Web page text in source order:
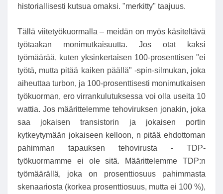
historiallisesti kutsua omaksi. "merkitty" taajuus.
Tällä viitetyökuormalla – meidän on myös käsiteltävä
työtaakan monimutkaisuutta. Jos otat kaksi
työmäärää, kuten yksinkertaisen 100-prosenttisen "ei
työtä, mutta pitää kaiken päällä" -spin-silmukan, joka
aiheuttaa turbon, ja 100-prosenttisesti monimutkaisen
työkuorman, ero virrankulutuksessa voi olla useita 10
wattia. Jos määrittelemme tehoviruksen jonakin, joka
saa jokaisen transistorin ja jokaisen portin
kytkeytymään jokaiseen kelloon, n pitää ehdottoman
pahimman tapauksen tehovirusta - TDP-
työkuormamme ei ole sitä. Määrittelemme TDP:n
työmäärällä, joka on prosenttiosuus pahimmasta
skenaariosta (korkea prosenttiosuus, mutta ei 100 %),